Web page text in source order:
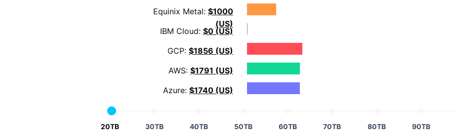
Equinix Metal: $1000
(US)
IBM Cloud: $0 (US)
GCP: $1856 (US)
AWS: $1791 (US)
Azure: $1740 (US)
20TB 30TB 40TB 50TB 60TB 70TB 80TB 90TB